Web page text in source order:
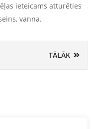
ieteicams atturēties
vanna.
TĀLĀK